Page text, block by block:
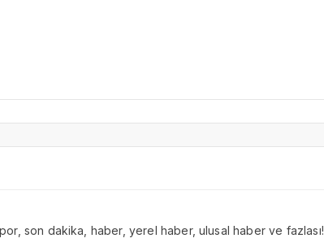
son dakika, haber, yerel haber, ulusal haber ve fazlası!